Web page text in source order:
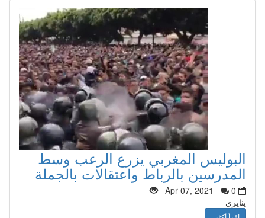
البوليس المغربي يزرع الرعب وسط
المدرسين بالرباط واعتقالات بالجملة
Apr 07, 2021
0
ينايري